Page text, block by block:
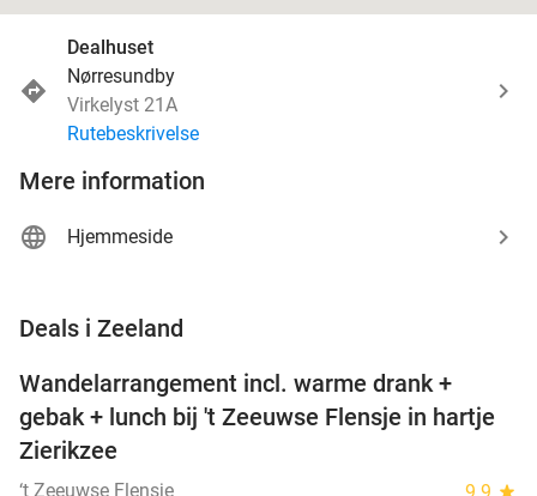
Dealhuset
Nørresundby
Virkelyst 21A
Rutebeskrivelse
Mere information
Hjemmeside
Deals i Zeeland
DAG
Wandelarrangement incl. warme drank +
gebak + lunch bij 't Zeeuwse Flensje in hartje
Zierikzee
‘t Zeeuwse Flensje 9.9 star